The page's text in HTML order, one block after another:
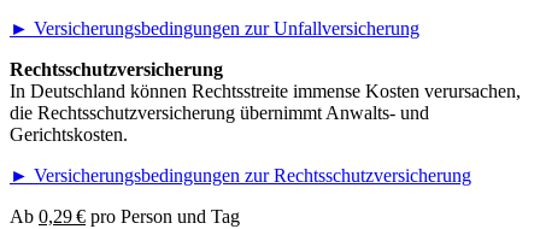
► Versicherungsbedingungen zur Unfallversicherung
Rechtsschutzversicherung
In Deutschland können Rechtsstreite immense Kosten verursachen,
die Rechtsschutzversicherung übernimmt Anwalts- und
Gerichtskosten.
► Versicherungsbedingungen zur Rechtsschutzversicherung
Ab 0,29 € pro Person und Tag